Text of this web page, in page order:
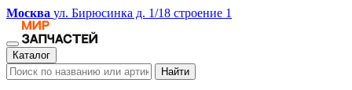
Москва ул. Бирюсинка д. 1/18 строение 1
Каталог
Найти